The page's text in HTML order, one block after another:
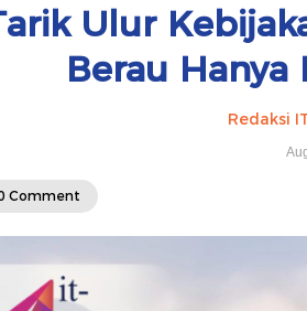
Ulur
Berau Hanya
Redaksi
Comment